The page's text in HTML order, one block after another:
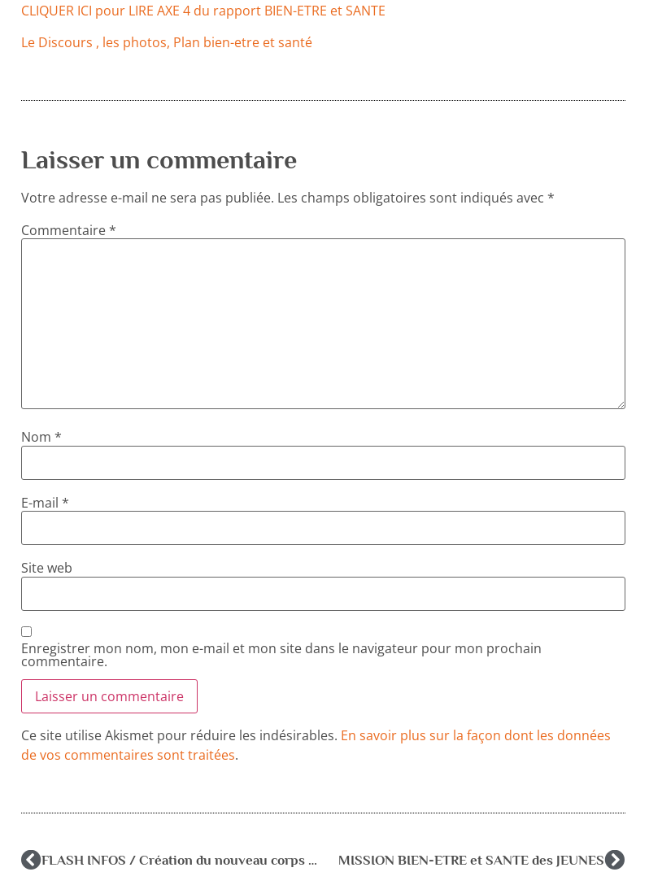
CLIQUER ICI pour LIRE AXE 4 du rapport BIEN-ETRE et SANTE
Le Discours , les photos, Plan bien-etre et santé
Laisser un commentaire
Votre adresse e-mail ne sera pas publiée. Les champs obligatoires sont indiqués avec *
Commentaire*
Nom *
E-mail *
Site web
Enregistrer mon nom, mon e-mail et mon site dans le navigateur pour mon prochain
commentaire.
Ce site utilise Akismet pour réduire les indésirables. En savoir plus sur la façon dont les données
de vos commentaires sont traitées.
FLASH INFOS / Création du nouveau corps des psychologues de l’Éducation nationale MISSION BIEN-ETRE et SANTE des JEUNES